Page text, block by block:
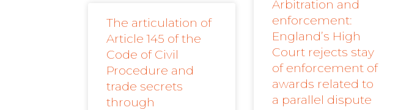
The articulation of
Article 145 of the
Code of Civil
Procedure and
trade secrets
through
Arbitration and
enforcement:
England’s High
Court rejects stay
of enforcement of
awards related to
a parallel dispute